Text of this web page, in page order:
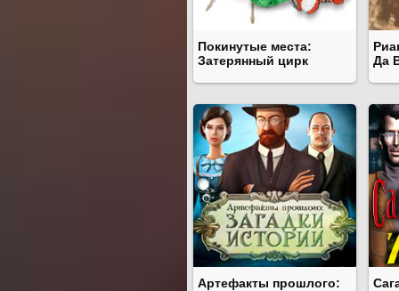
Покинутые места:
Затерянный цирк
Да
Артефакты прошлого: